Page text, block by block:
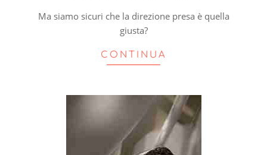
Ma siamo sicuri che la direzione presa è quella
giusta?
CONTINUA